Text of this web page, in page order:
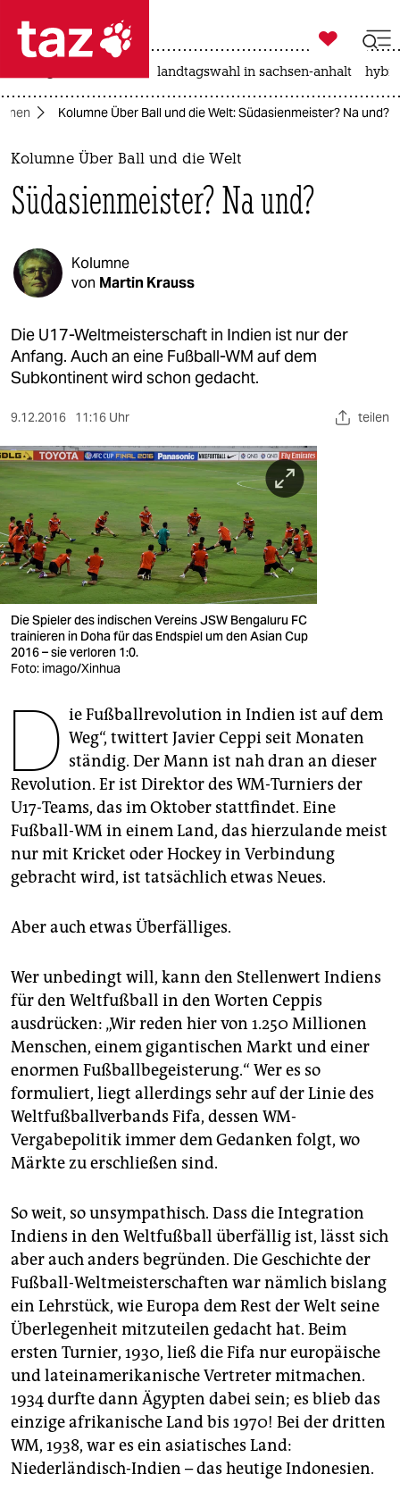
 taz zahl ich
taz zahl ich
themen
politik
öko
gesellschaft
kultur
sport
nord
wahrheit
verlag
verlag
veranstaltungen
shop
fragen & hilfe
genossenschaft
epaper login

taz zahl ich
landtagswahl in sachsen-anhalt
Kolumne Über Ball und die Welt: Südasienmeister? Na und?
Kolumne Über Ball und die Welt
Südasienmeister? Na und?
Kolumne
von Martin Krauss
Die U17-Weltmeisterschaft in Indien ist nur der
Anfang. Auch an eine Fußball-WM auf dem
Subkontinent wird schon gedacht.
9.12.2016 11:16 Uhr teilen
Die Spieler des indischen Vereins JSW Bengaluru FC
trainieren in Doha für das Endspiel um den Asian Cup
2016 – sie verloren 1:0.
Foto: imago/Xinhua
D ie Fußballrevolution in Indien ist auf dem
Weg“, twittert Javier Ceppi seit Monaten
ständig. Der Mann ist nah dran an dieser
Revolution. Er ist Direktor des WM-Turniers der
U17-Teams, das im Oktober stattfindet. Eine
Fußball-WM in einem Land, das hierzulande meist
nur mit Kricket oder Hockey in Verbindung
gebracht wird, ist tatsächlich etwas Neues.
Aber auch etwas Überfälliges.
Wer unbedingt will, kann den Stellenwert Indiens
für den Weltfußball in den Worten Ceppis
ausdrücken: „Wir reden hier von 1.250 Millionen
Menschen, einem gigantischen Markt und einer
enormen Fußballbegeisterung.“ Wer es so
formuliert, liegt allerdings sehr auf der Linie des
Weltfußballverbands Fifa, dessen WM-
Vergabepolitik immer dem Gedanken folgt, wo
Märkte zu erschließen sind.
So weit, so unsympathisch. Dass die Integration
Indiens in den Weltfußball überfällig ist, lässt sich
aber auch anders begründen. Die Geschichte der
Fußball-Weltmeisterschaften war nämlich bislang
ein Lehrstück, wie Europa dem Rest der Welt seine
Überlegenheit mitzuteilen gedacht hat. Beim
ersten Turnier, 1930, ließ die Fifa nur europäische
und lateinamerikanische Vertreter mitmachen.
1934 durfte dann Ägypten dabei sein; es blieb das
einzige afrikanische Land bis 1970! Bei der dritten
WM, 1938, war es ein asiatisches Land:
Niederländisch-Indien – das heutige Indonesien.